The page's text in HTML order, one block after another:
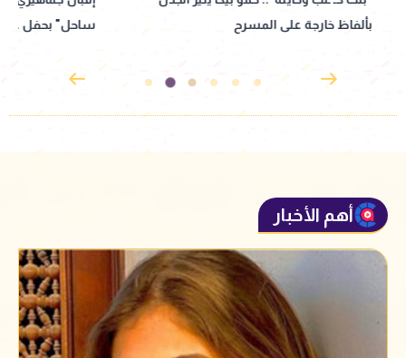
بألفاظ خارجة على المسرح
ساحل" بحفل
أهم الأخبار